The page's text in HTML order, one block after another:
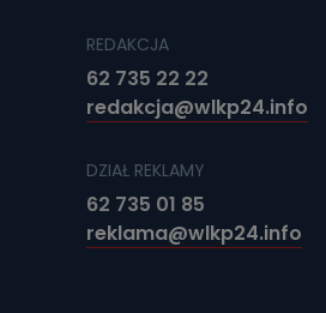
REDAKCJA
62 735 22 22
redakcja@wlkp24.info
DZIAŁ REKLAMY
62 735 01 85
reklama@wlkp24.info